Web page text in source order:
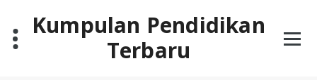
contentKumpulan Pendidikan
Terbaru